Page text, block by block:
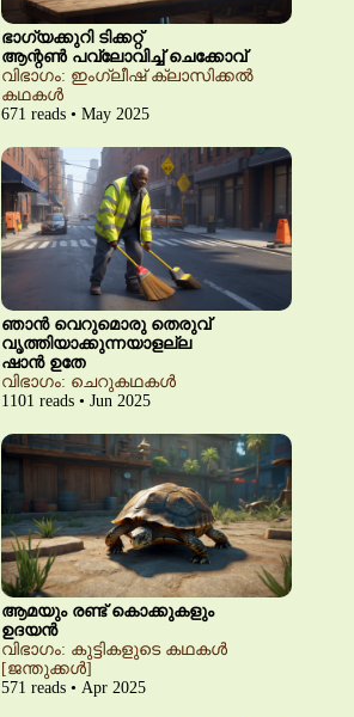
ഭാഗ്യക്കുറി ടിക്കറ്റ്
ആന്റൺ പവ്‌ലോവിച്ച് ചെക്കോവ്
വിഭാഗം: ഇംഗ്ലീഷ് ക്ലാസിക്കൽ
കഥകൾ
671 reads • May 2025
ഞാൻ വെറുമൊരു തെരുവ്
വൃത്തിയാക്കുന്നയാളല്ല
ഷാൻ ഉതേ
വിഭാഗം: ചെറുകഥകൾ
1101 reads • Jun 2025
ആമയും രണ്ട് കൊക്കുകളും
ഉദയൻ
വിഭാഗം: കുട്ടികളുടെ കഥകൾ
[ജന്തുക്കൾ]
571 reads • Apr 2025